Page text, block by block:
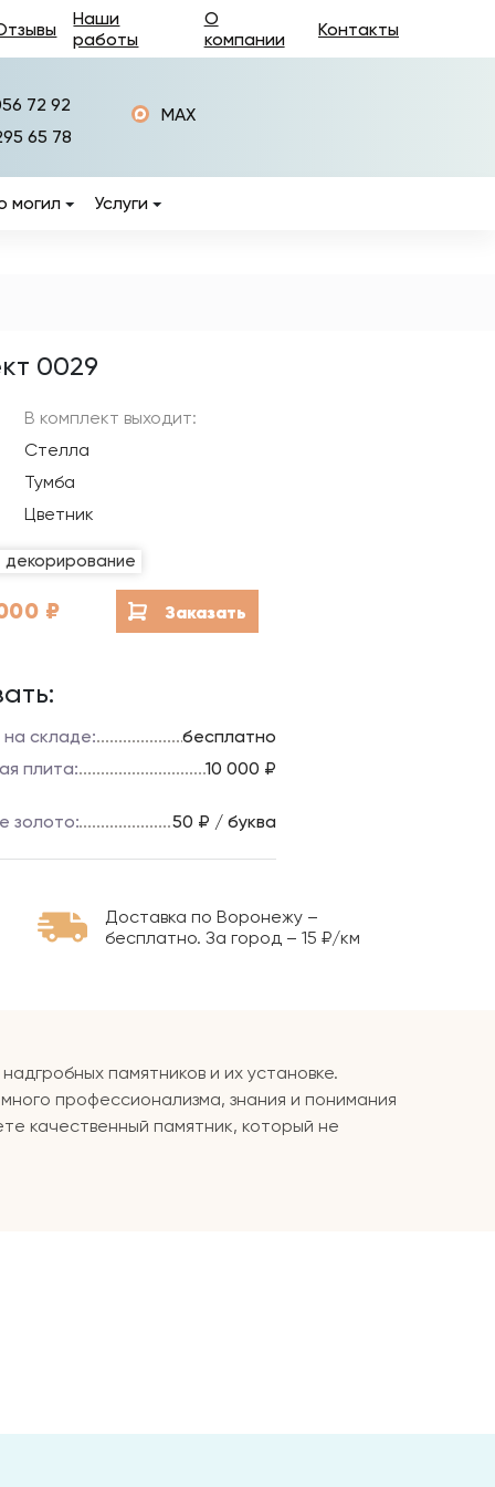
Наши
работы
О
компании
Контакты
72 92
65 78
MAX
могил Услуги
памятники
Гравировка на камне
0029
В комплект выходит:
Стелла
Тумба
Цветник
декорирование
₽ Заказать
складе:
бесплатно
плита:
10 000 ₽
золото: 50 ₽ / буква
Доставка по Воронежу –
бесплатно. За город – 15 ₽/км
памятников и их установке.
профессионализма, знания и понимания
качественный памятник, который не